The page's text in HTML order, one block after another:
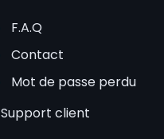
F.A.Q
Contact
Mot de passe perdu
Support client